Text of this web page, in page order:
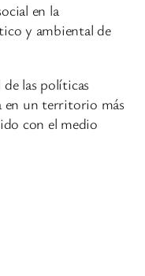
en la
y ambiental de
las políticas
en un territorio más
con el medio